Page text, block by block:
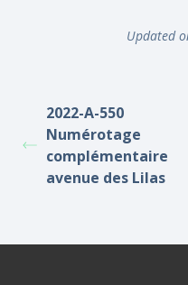
Updated
2022-A-550
Numérotage
complémentaire
avenue des Lilas